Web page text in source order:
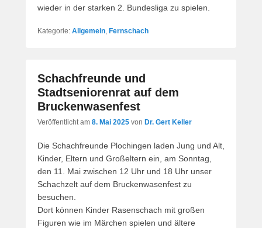
wieder in der starken 2. Bundesliga zu spielen.
Kategorie: Allgemein, Fernschach
Schachfreunde und
Stadtseniorenrat auf dem
Bruckenwasenfest
Veröffentlicht am 8. Mai 2025 von Dr. Gert Keller
Die Schachfreunde Plochingen laden Jung und Alt,
Kinder, Eltern und Großeltern ein, am Sonntag,
den 11. Mai zwischen 12 Uhr und 18 Uhr unser
Schachzelt auf dem Bruckenwasenfest zu
besuchen.
Dort können Kinder Rasenschach mit großen
Figuren wie im Märchen spielen und ältere